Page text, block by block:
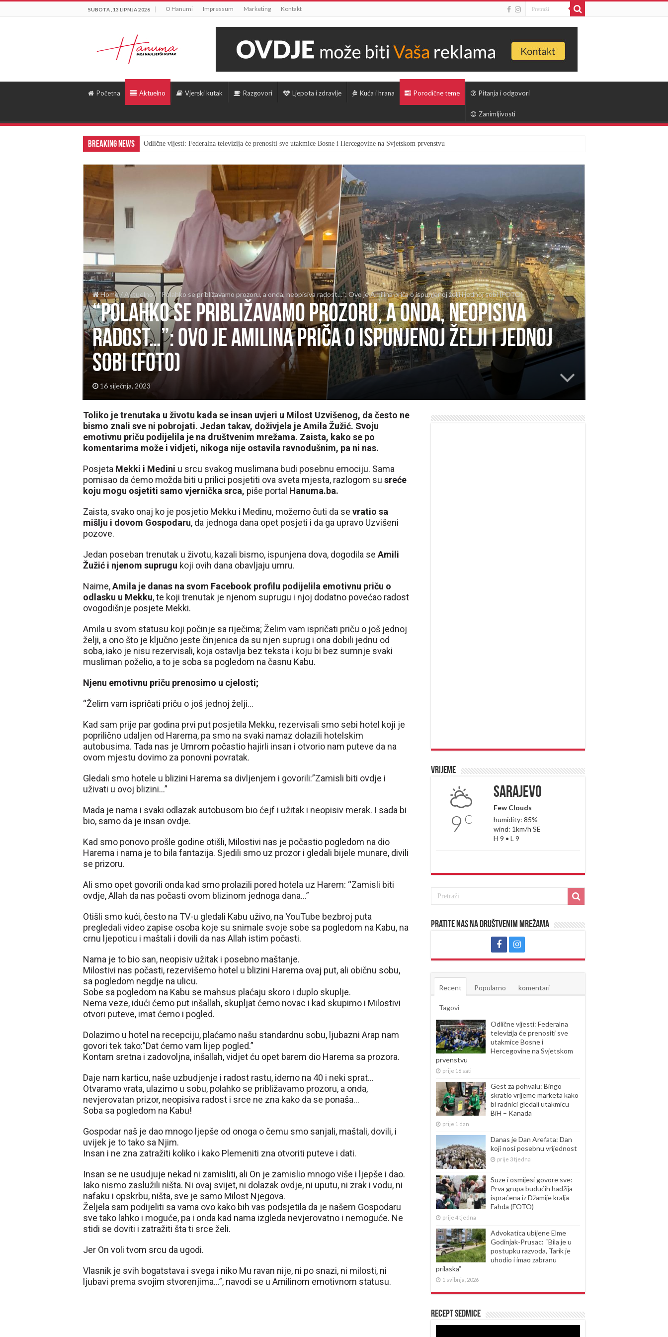
SUBOTA , 13 LIPNJA 2026 O Hanumi Impressum Marketing Kontakt
Početna Aktuelno Vjerski kutak Razgovori Ljepota i zdravlje Kuća i hrana Porodične teme Pitanja i odgovori
Zanimljivosti
Breaking News Odlične vijesti: Federalna televizija će prenositi sve utakmice Bosne i Hercegovine na Svjetskom prvenstvu
Home / Aktuelno/ “Polahko se približavamo prozoru, a onda, neopisiva radost…”: Ovo je Amilina priča o ispunjenoj želji i jednoj sobi (FOTO)
“Polahko se približavamo prozoru, a onda, neopisiva
radost…”: Ovo je Amilina priča o ispunjenoj želji i jednoj
sobi (FOTO)
16 siječnja, 2023
Toliko je trenutaka u životu kada se insan uvjeri u Milost Uzvišenog, da često ne
bismo znali sve ni pobrojati. Jedan takav, doživjela je Amila Žužić. Svoju
emotivnu priču podijelila je na društvenim mrežama. Zaista, kako se po
komentarima može i vidjeti, nikoga nije ostavila ravnodušnim, pa ni nas.
Posjeta Mekki i Medini u srcu svakog muslimana budi posebnu emociju. Sama
pomisao da ćemo možda biti u prilici posjetiti ova sveta mjesta, razlogom su sreće
koju mogu osjetiti samo vjernička srca, piše portal Hanuma.ba.
Zaista, svako onaj ko je posjetio Mekku i Medinu, možemo čuti da se vratio sa
mišlju i dovom Gospodaru, da jednoga dana opet posjeti i da ga upravo Uzvišeni
pozove.
Jedan poseban trenutak u životu, kazali bismo, ispunjena dova, dogodila se Amili
Žužić i njenom suprugu koji ovih dana obavljaju umru.
Naime,Amila je danas na svom Facebook profilu podijelila emotivnu priču o
odlasku u Mekku, te koji trenutak je njenom suprugu i njoj dodatno povećao radost
ovogodišnje posjete Mekki.
Amila u svom statusu koji počinje sa riječima; Želim vam ispričati priču o još jednoj
želji, a ono što je ključno jeste činjenica da su njen suprug i ona dobili jednu od
soba, iako je nisu rezervisali, koja ostavlja bez teksta i koju bi bez sumnje svaki
musliman poželio, a to je soba sa pogledom na časnu Kabu.
Njenu emotivnu priču prenosimo u cjelosti;
“Želim vam ispričati priču o još jednoj želji…
Kad sam prije par godina prvi put posjetila Mekku, rezervisali smo sebi hotel koji je
poprilično udaljen od Harema, pa smo na svaki namaz dolazili hotelskim
autobusima. Tada nas je Umrom počastio hajirli insan i otvorio nam puteve da na
ovom mjestu dovimo za ponovni povratak.
Gledali smo hotele u blizini Harema sa divljenjem i govorili:”Zamisli biti ovdje i
uživati u ovoj blizini…”
Mada je nama i svaki odlazak autobusom bio ćejf i užitak i neopisiv merak. I sada bi
bio, samo da je insan ovdje.
Kad smo ponovo prošle godine otišli, Milostivi nas je počastio pogledom na dio
Harema i nama je to bila fantazija. Sjedili smo uz prozor i gledali bijele munare, divili
se prizoru.
Ali smo opet govorili onda kad smo prolazili pored hotela uz Harem: “Zamisli biti
ovdje, Allah da nas počasti ovom blizinom jednoga dana…”
Otišli smo kući, često na TV-u gledali Kabu uživo, na YouTube bezbroj puta
pregledali video zapise osoba koje su snimale svoje sobe sa pogledom na Kabu, na
crnu ljepoticu i maštali i dovili da nas Allah istim počasti.
Nama je to bio san, neopisiv užitak i posebno maštanje.
Milostivi nas počasti, rezervišemo hotel u blizini Harema ovaj put, ali običnu sobu,
sa pogledom negdje na ulicu.
Sobe sa pogledom na Kabu se mahsus plaćaju skoro i duplo skuplje.
Nema veze, idući ćemo put inšallah, skupljat ćemo novac i kad skupimo i Milostivi
otvori puteve, imat ćemo i pogled.
Dolazimo u hotel na recepciju, plaćamo našu standardnu sobu, ljubazni Arap nam
govori tek tako:”Dat ćemo vam lijep pogled.”
Kontam sretna i zadovoljna, inšallah, vidjet ću opet barem dio Harema sa prozora.
Daje nam karticu, naše uzbudjenje i radost rastu, idemo na 40 i neki sprat…
Otvaramo vrata, ulazimo u sobu, polahko se približavamo prozoru, a onda,
nevjerovatan prizor, neopisiva radost i srce ne zna kako da se ponaša…
Soba sa pogledom na Kabu!
Gospodar naš je dao mnogo ljepše od onoga o čemu smo sanjali, maštali, dovili, i
uvijek je to tako sa Njim.
Insan i ne zna zatražiti koliko i kako Plemeniti zna otvoriti puteve i dati.
Insan se ne usudjuje nekad ni zamisliti, ali On je zamislio mnogo više i ljepše i dao.
Iako nismo zaslužili ništa. Ni ovaj svijet, ni dolazak ovdje, ni uputu, ni zrak i vodu, ni
nafaku i opskrbu, ništa, sve je samo Milost Njegova.
Željela sam podijeliti sa vama ovo kako bih vas podsjetila da je našem Gospodaru
sve tako lahko i moguće, pa i onda kad nama izgleda nevjerovatno i nemoguće. Ne
stidi se doviti i zatražiti šta ti srce želi.
Jer On voli tvom srcu da ugodi.
Vlasnik je svih bogatstava i svega i niko Mu ravan nije, ni po snazi, ni milosti, ni
ljubavi prema svojim stvorenjima…”, navodi se u Amilinom emotivnom statusu.
Vrijeme
9 C
Sarajevo
Few Clouds
humidity: 85%
wind: 1km/h SE
H 9 • L 9
Pratite nas na društvenim mrežama
Recent Popularno komentari
Tagovi
Odlične vijesti: Federalna
televizija će prenositi sve
utakmice Bosne i
Hercegovine na Svjetskom
prvenstvu
prije 16 sati
Gest za pohvalu: Bingo
skratio vrijeme marketa kako
bi radnici gledali utakmicu
BiH – Kanada
prije 1 dan
Danas je Dan Arefata: Dan
koji nosi posebnu vrijednost
prije 3 tjedna
Suze i osmijesi govore sve:
Prva grupa budućih hadžija
ispraćena iz Džamije kralja
Fahda (FOTO)
prije 4 tjedna
Advokatica ubijene Elme
Godinjak-Prusac: “Bila je u
postupku razvoda, Tarik je
uhodio i imao zabranu
prilaska”
1 svibnja, 2026
Recept sedmice